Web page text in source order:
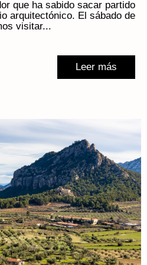
que ha sabido sacar partido
arquitectónico. El sábado de
visitar...
Leer más